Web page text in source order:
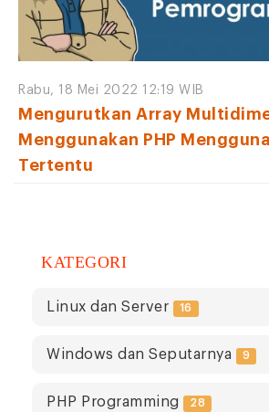
Rabu, 18 Mei 2022 12:19 WIB
Mengurutkan Array
Menggunakan PHP
Tertentu
KATEGORI
Linux dan Server 16
Windows dan Seputarnya 9
PHP Programming 28